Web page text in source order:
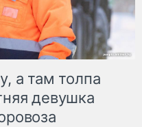
а там толпа
девушка